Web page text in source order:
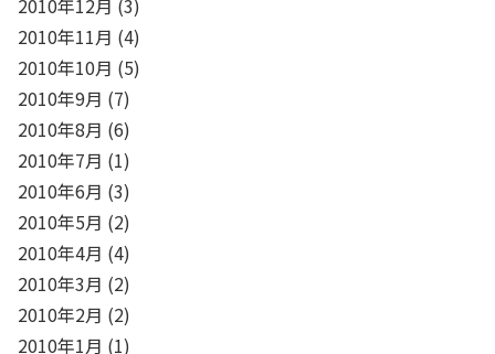
2010年12月 (3)
2010年11月 (4)
2010年10月 (5)
2010年9月 (7)
2010年8月 (6)
2010年7月 (1)
2010年6月 (3)
2010年5月 (2)
2010年4月 (4)
2010年3月 (2)
2010年2月 (2)
2010年1月 (1)